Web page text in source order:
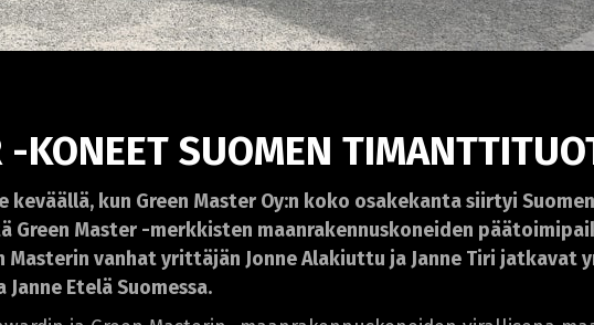
KONEET SUOMEN
kun Green Master Oy:n koko osakekanta siirtyi
Green Master -merkkisten maanrakennuskoneiden
Masterin vanhat yrittäjän Jonne Alakiuttu ja Janne Tiri jatkavat
Etelä Suomessa.